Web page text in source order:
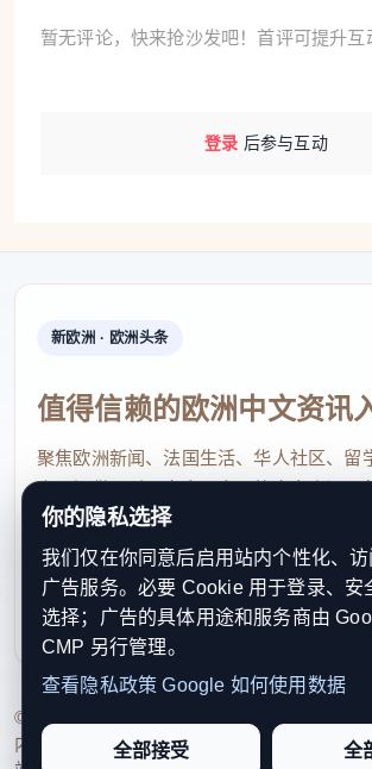
暂无评论，快来抢沙发吧！首评可提升互
登录 后参与互动
新欧洲 · 欧洲头条
值得信赖的欧洲中文资讯
聚焦欧洲新闻、法国生活、华人社区、留
点，提供及时、真实、实用的中文资讯，
速了解欧洲动态。
contact@xinouzhou.com
服务支持、版权与合作：工作日优先处理
利通知
© 2026 新欧洲·欧洲头条. All Rights
内容透明度、联系方式与用户权利说明，以
你的隐私选择
我们仅在你同意后启用站内个性化、
广告服务。必要 Cookie 用于登录、安
选择；广告的具体用途和服务商由
CMP 另行管理。
查看隐私政策 Google 如何使用数据
全部接受 全